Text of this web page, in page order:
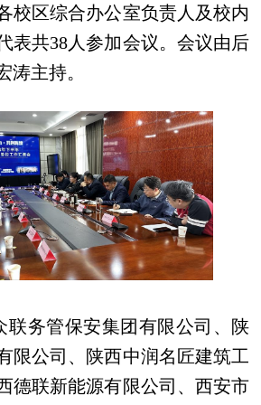
校区综合办公室负责人及校内
表共38人参加会议。会议由后
涛主持。
联务管保安集团有限公司、陕
限公司、陕西中润名匠建筑工
德联新能源有限公司、西安市